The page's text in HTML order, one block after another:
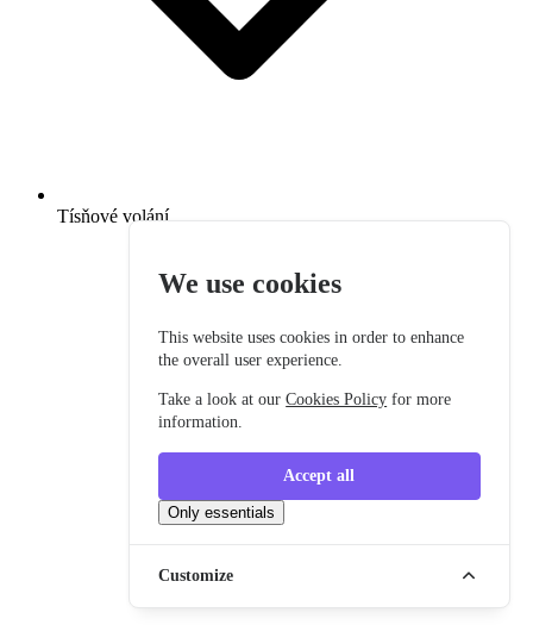
We use cookies
This website uses cookies in order to enhance
the overall user experience.
Take a look at ourCookies Policy for more
information.
Accept all
Only essentials
Customize
Tísňové volání